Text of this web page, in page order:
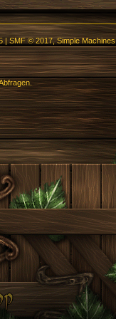
| SMF © 2017,Simple Machines